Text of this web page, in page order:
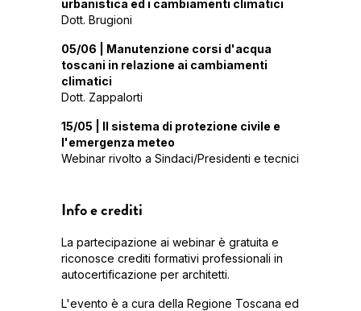
urbanistica ed i cambiamenti climatici
Dott. Brugioni
05/06 | Manutenzione corsi d'acqua
toscani in relazione ai cambiamenti
climatici
Dott. Zappalorti
15/05 | Il sistema di protezione civile e
l'emergenza meteo
Webinar rivolto a Sindaci/Presidenti e tecnici
Info e crediti
La partecipazione ai webinar è gratuita e
riconosce crediti formativi professionali in
autocertificazione per architetti.
L'evento è a cura della Regione Toscana ed